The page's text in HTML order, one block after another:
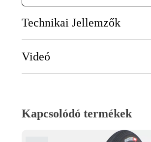
Technikai Jellemzők
Videó
Kapcsolódó termékek